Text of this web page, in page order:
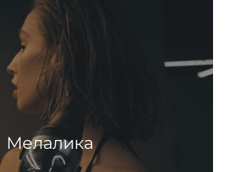
Мелалика